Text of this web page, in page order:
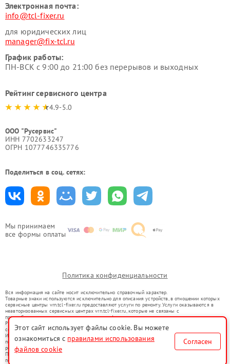
Мы принимаем
все формы оплаты
Электронная почта:
info@tcl-fixer.ru
для юридических лиц
manager@fix-tcl.ru
График работы:
ПН-ВСК с 9:00 до 21:00 без перерывов и выходных
Рейтинг сервисного центра
4.9-5.0
ООО "Русервис"
ИНН 7702633247
ОГРН 1077746335776
Поделиться в соц. сетях:
Политика конфиденциальности
Вся информация на сайте носит исключительно справочный характер.
Товарные знаки используются исключительно для описания устройств, в отношении которых
сервисные центры vrn.tcl-fixer.ru предоставляют услуги по ремонту. Услуги оказываются в
неавторизованных сервисных центрах vrn.tcl-fixer.ru, которые не связаны с
правообладателями товарных знаков или их официальными представителями.
Ремонт осуществляется для устройств, уже введенных в гражданский оборот в соответствии
со статьей 1487 ГК РФ.
Использование товарных знаков не преследует цели индивидуализации услуг или введения
потребителей в заблуждение, а служит для информирования о предоставляемых услугах по
ремонту техники указанных брендов.
Представленная на сайте информация не является публичной офертой, определяемой
положениями Статьи 437(2) Гражданского кодекса РФ
Этот сайт использует файлы cookie. Вы можете
ознакомиться с правилами использования
файлов cookie
Согласен